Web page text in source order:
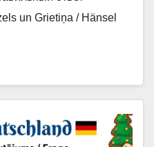
un Grietiņa / Hänsel